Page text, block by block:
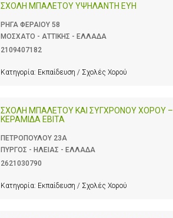
ΣΧΟΛΗ ΜΠΑΛΕΤΟΥ ΥΨΗΛΑΝΤΗ ΕΥΗ
ΡΗΓΑ ΦΕΡΑΙΟΥ 58
ΜΟΣΧΑΤΟ - ΑΤΤΙΚΗΣ - ΕΛΛΑΔΑ
2109407182
Κατηγορία: Εκπαίδευση / Σχολές Χορού
ΣΧΟΛΗ ΜΠΑΛΕΤΟΥ ΚΑΙ ΣΥΓΧΡΟΝΟΥ ΧΟΡΟΥ –
ΚΕΡΑΜΙΔΑ ΕΒΙΤΑ
ΠΕΤΡΟΠΟΥΛΟΥ 23Α
ΠΥΡΓΟΣ - ΗΛΕΙΑΣ - ΕΛΛΑΔΑ
2621030790
Κατηγορία: Εκπαίδευση / Σχολές Χορού